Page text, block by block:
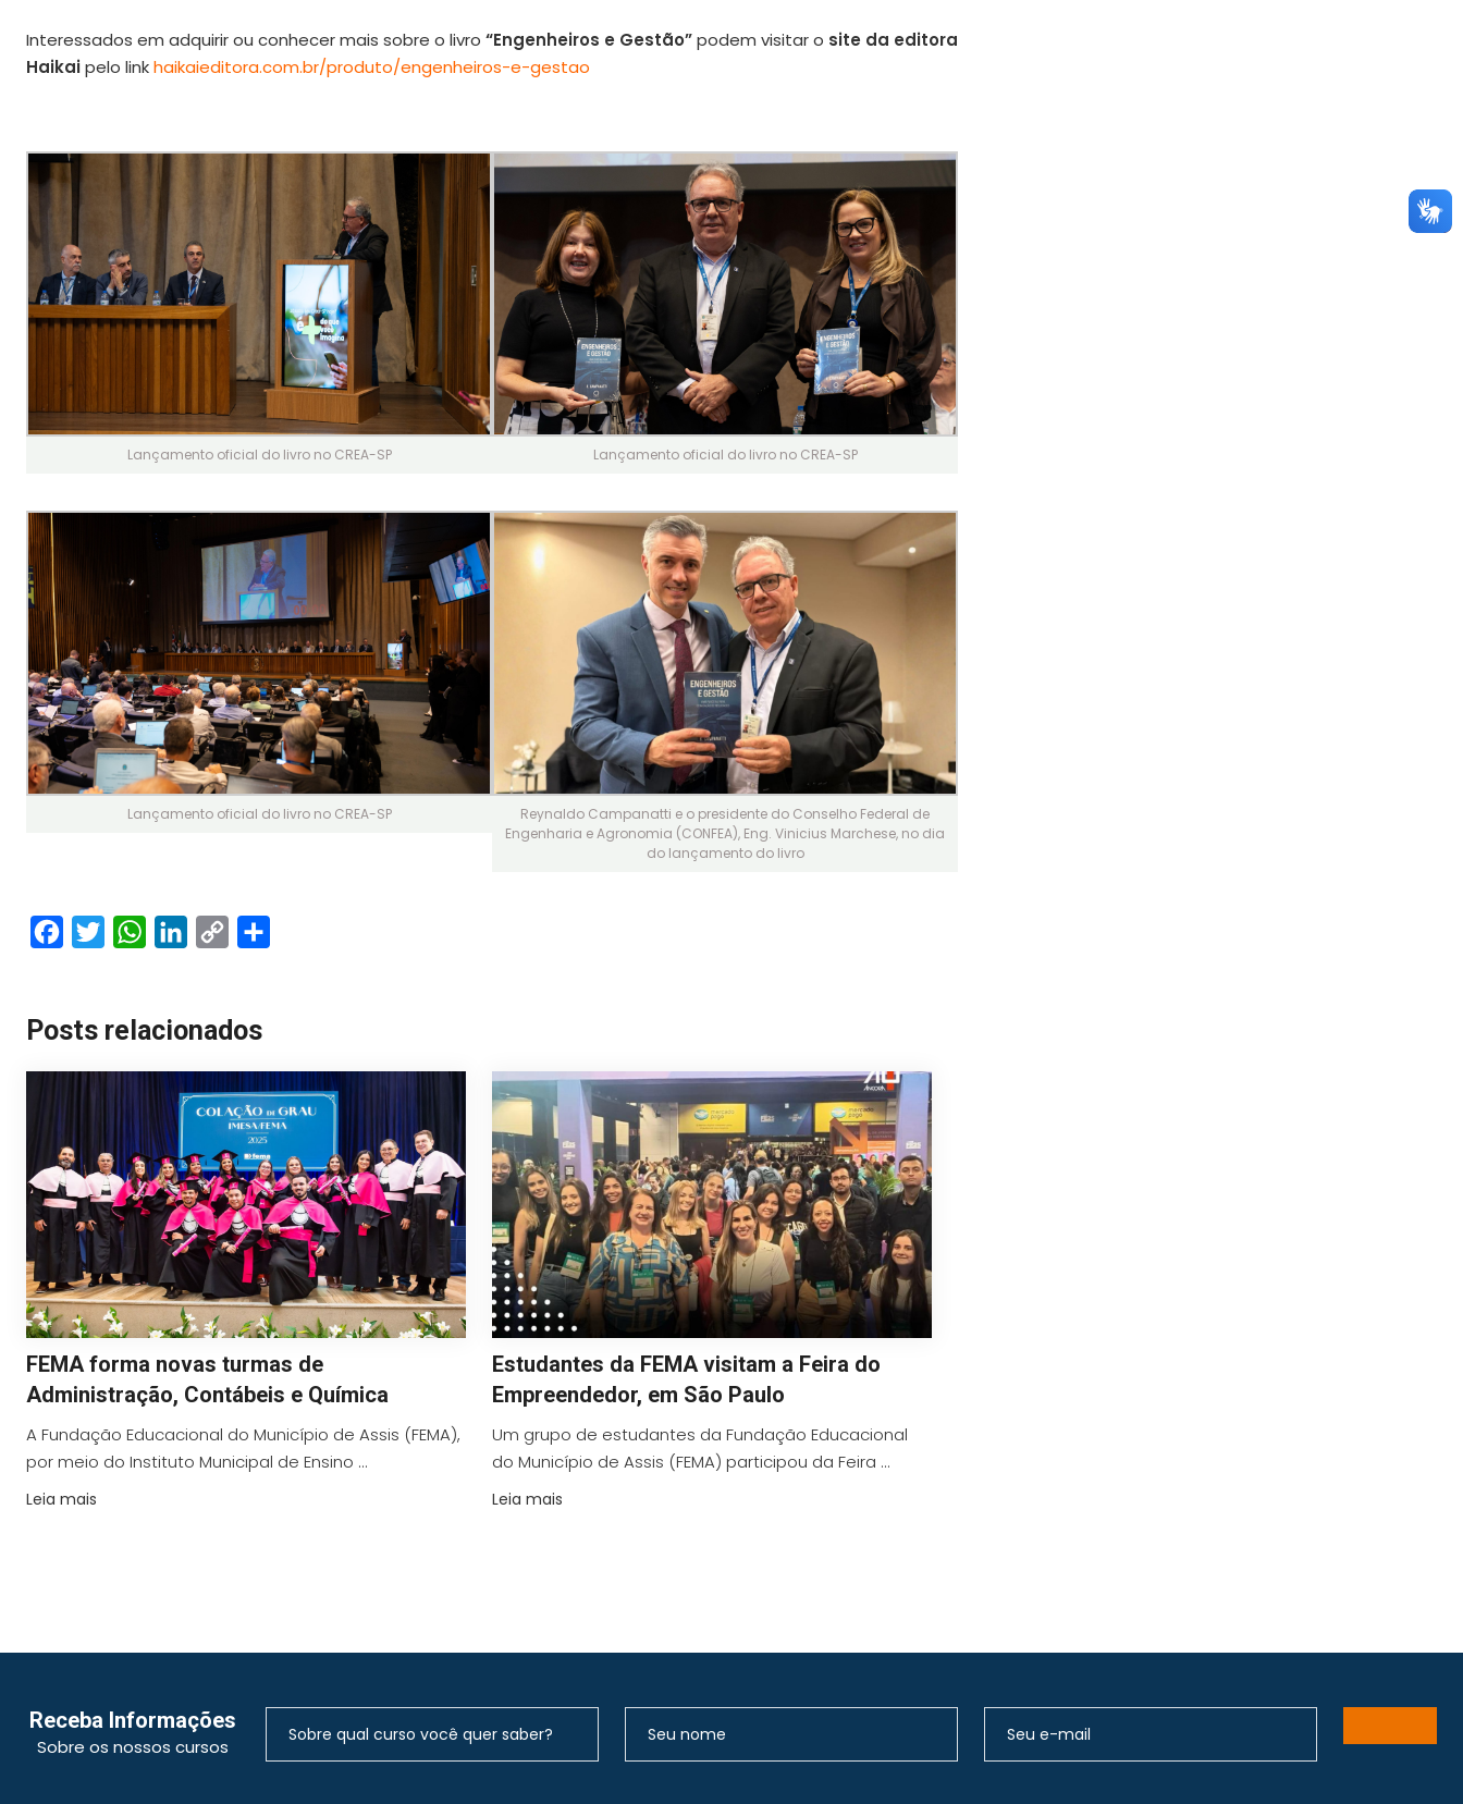
Interessados em adquirir ou conhecer mais sobre o livro “Engenheiros e Gestão”podem visitar o site da editora
Haikaipelo linkhaikaieditora.com.br/produto/engenheiros-e-gestao
Lançamento oficial do livro no CREA-SP Lançamento oficial do livro no CREA-SP
Lançamento oficial do livro no CREA-SP
Reynaldo Campanatti e o presidente do Conselho Federal de
Engenharia e Agronomia (CONFEA), Eng. Vinicius Marchese, no dia
do lançamento do livro
FacebookTwitterWhatsAppLinkedIn
Copy
Posts relacionados
FEMA forma novas turmas de
Administração, Contábeis e Química
A Fundação Educacional do Município de Assis (FEMA),
por meio do Instituto Municipal de Ensino ...
Leia mais
Estudantes da FEMA visitam a Feira do
Empreendedor, em São Paulo
Um grupo de estudantes da Fundação Educacional
do Município de Assis (FEMA) participou da Feira ...
Leia mais
Receba Informações
Sobre os nossos cursos